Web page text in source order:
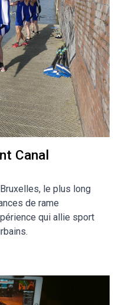
Canal
le plus long
de rame
qui allie sport